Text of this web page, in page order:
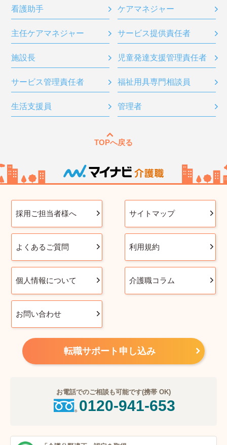
看護助手 ケアマネジャー
主任ケアマネジャー サービス提供責任者
施設長 児童発達支援管理責任者
サービス管理責任者 福祉用具専門相談員
生活支援員 管理者
TOPへ戻る
採用ご担当者様へ サイトマップ
よくあるご質問 利用規約
個人情報について 介護職コラム
お問い合わせ
転職サポート申し込み
お電話でのご相談も可能です(携帯 OK)
0120-941-653